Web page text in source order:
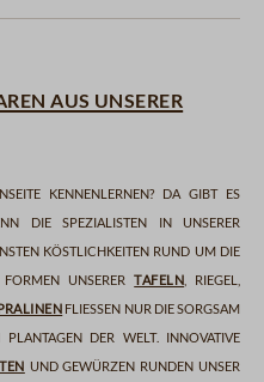
aus unserer
kennenlernen? Da gibt es
die Spezialisten in unserer
Köstlichkeiten rund um die
Formen unsererTafeln, Riegel,
fließen nur die sorgsam
der Welt. Innovative
und Gewürzen runden unser